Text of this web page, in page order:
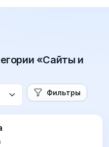
«Сайты и
Фильтры